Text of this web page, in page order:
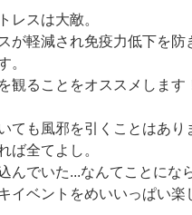
レスは大敵。
が軽減され免疫力低下を
。
観ることをオススメします
ても風邪を引くことはあ
ば全てよし。
んでいた...なんてことに
イベントをめいいっぱい楽